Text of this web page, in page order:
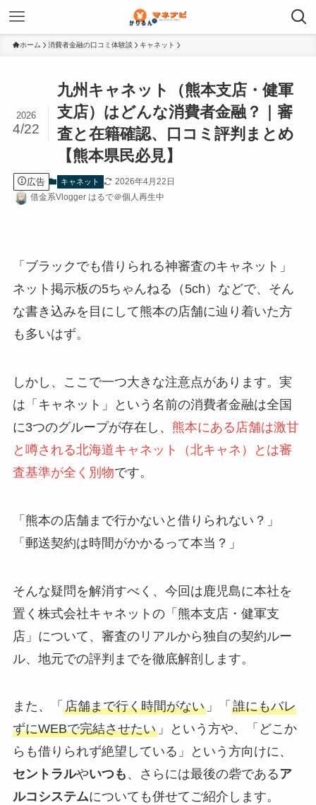
ホーム 消費者金融の口コミ体験談 キャネット
九州キャネット（熊本支店・健軍
支店）はどんな消費者金融？｜審
査と在籍確認、口コミ評判まとめ
【熊本県民必見】
2026
4/22
広告 キャネット
2026年4月22日
借金系Vlogger はるで＠個人再生中
「ブラックでも借りられる神審査のキャネット」
ネット掲示板の5ちゃんねる（5ch）などで、そん
な書き込みを目にして熊本の店舗に辿り着いた方
も多いはず。
しかし、ここで一つ大きな注意点があります。実
は「キャネット」という名前の消費者金融は全国
に3つのグループが存在し、 熊本にある店舗は激甘
と噂される北海道キャネット（北キャネ）とは審
査基準が全く別物です。
「熊本の店舗まで行かないと借りられない？」
「郵送契約は時間がかかるって本当？」
そんな疑問を解消すべく、今回は鹿児島に本社を
置く株式会社キャネットの「熊本支店・健軍支
店」について、審査のリアルから独自の契約ルー
ル、地元での評判までを徹底解剖します。
また、「 店舗まで行く時間がない」「 誰にもバレ
ずにWEBで完結させたい」という方や、「どこか
らも借りられず絶望している」という方向けに、
セントラルやいつも 、さらには最後の砦であるア
ルコシステムについても併せてご紹介します。